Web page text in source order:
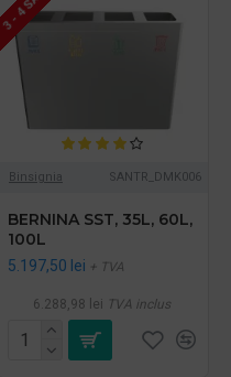
Binsignia SANTR_DMK006
BERNINA SST, 35L, 60L,
100L
5.197,50 lei + TVA
6.288,98 lei TVA inclus